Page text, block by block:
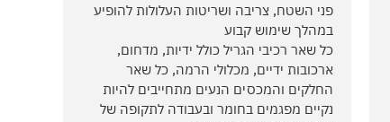
פני השטח, צריבה ושריטות העלולות להופיע
במהלך שימוש קבוע
כל שאר רכיבי הגריל כולל ידיות, מדחום,
ארכובות ידיים, מכלולי הרמה, כל שאר
החלקים והמכסים הנעים מתחייבים להיות
נקיים מפגמים בחומר ובעבודה לתקופה של